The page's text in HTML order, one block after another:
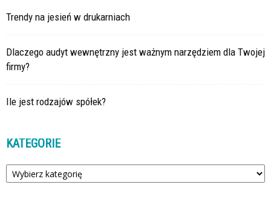
Trendy na jesień w drukarniach
Dlaczego audyt wewnętrzny jest ważnym narzędziem dla Twojej
firmy?
Ile jest rodzajów spółek?
KATEGORIE
Kategorie